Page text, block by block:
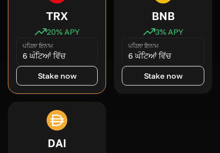
TRX
20% APY
ਪਹਿਲਾ ਇਨਾਮ
6 ਘੰਟਿਆਂ ਵਿੱਚ
Stake now
BNB
3% APY
ਪਹਿਲਾ ਇਨਾਮ
6 ਘੰਟਿਆਂ ਵਿੱਚ
Stake now
DAI